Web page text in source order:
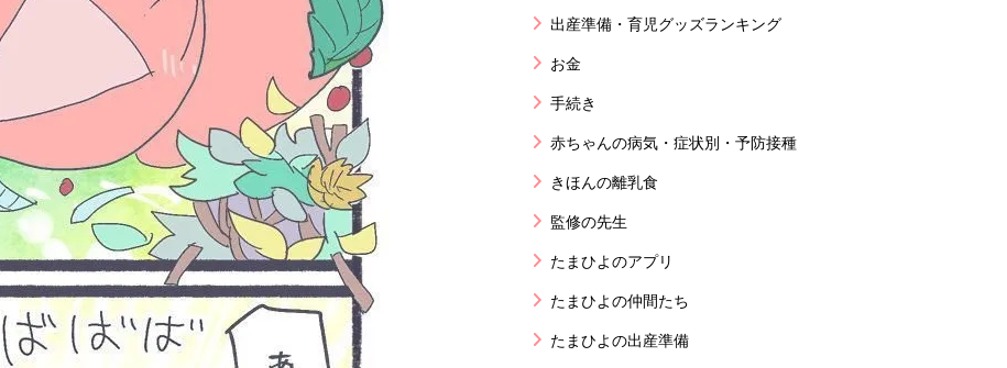
出産準備・育児グッズランキング
お金
手続き
赤ちゃんの病気・症状別・予防接種
きほんの離乳食
監修の先生
たまひよのアプリ
たまひよの仲間たち
たまひよの出産準備